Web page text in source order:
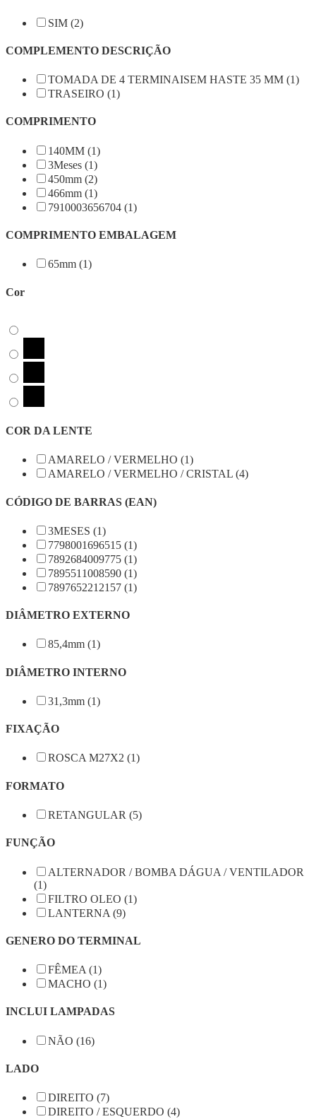
SIM (2)
COMPLEMENTO DESCRIÇÃO
TOMADA DE 4 TERMINAISEM HASTE 35 MM (1)
TRASEIRO (1)
COMPRIMENTO
140MM (1)
3Meses (1)
450mm (2)
466mm (1)
7910003656704 (1)
COMPRIMENTO EMBALAGEM
65mm (1)
Cor
COR DA LENTE
AMARELO / VERMELHO (1)
AMARELO / VERMELHO / CRISTAL (4)
CÓDIGO DE BARRAS (EAN)
3MESES (1)
7798001696515 (1)
7892684009775 (1)
7895511008590 (1)
7897652212157 (1)
DIÂMETRO EXTERNO
85,4mm (1)
DIÂMETRO INTERNO
31,3mm (1)
FIXAÇÃO
ROSCA M27X2 (1)
FORMATO
RETANGULAR (5)
FUNÇÃO
ALTERNADOR / BOMBA DÁGUA / VENTILADOR
(1)
FILTRO OLEO (1)
LANTERNA (9)
GENERO DO TERMINAL
FÊMEA (1)
MACHO (1)
INCLUI LAMPADAS
NÃO (16)
LADO
DIREITO (7)
DIREITO / ESQUERDO (4)